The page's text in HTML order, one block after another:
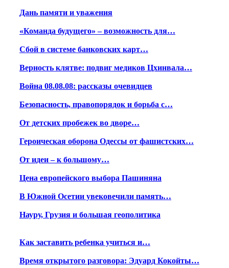
Дань памяти и уважения
«Команда будущего» – возможность для…
Сбой в системе банковских карт…
Верность клятве: подвиг медиков Цхинвала…
Война 08.08.08: рассказы очевидцев
Безопасность, правопорядок и борьба с…
От детских пробежек во дворе…
Героическая оборона Одессы от фашистских…
От идеи – к большому…
Цена европейского выбора Пашиняна
В Южной Осетии увековечили память…
Науру, Грузия и большая геополитика
Как заставить ребенка учиться и…
Время открытого разговора: Эдуард Кокойты…